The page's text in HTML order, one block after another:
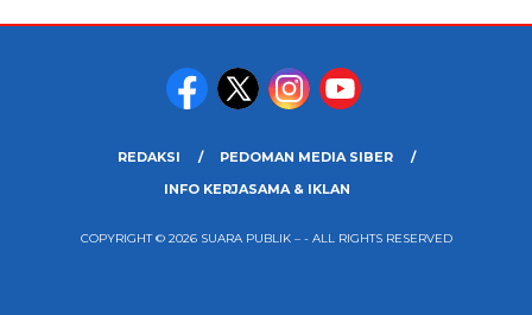
REDAKSI
PEDOMAN MEDIA SIBER
INFO KERJASAMA & IKLAN
COPYRIGHT © 2026 SUARA PUBLIK – - ALL RIGHTS RESERVED